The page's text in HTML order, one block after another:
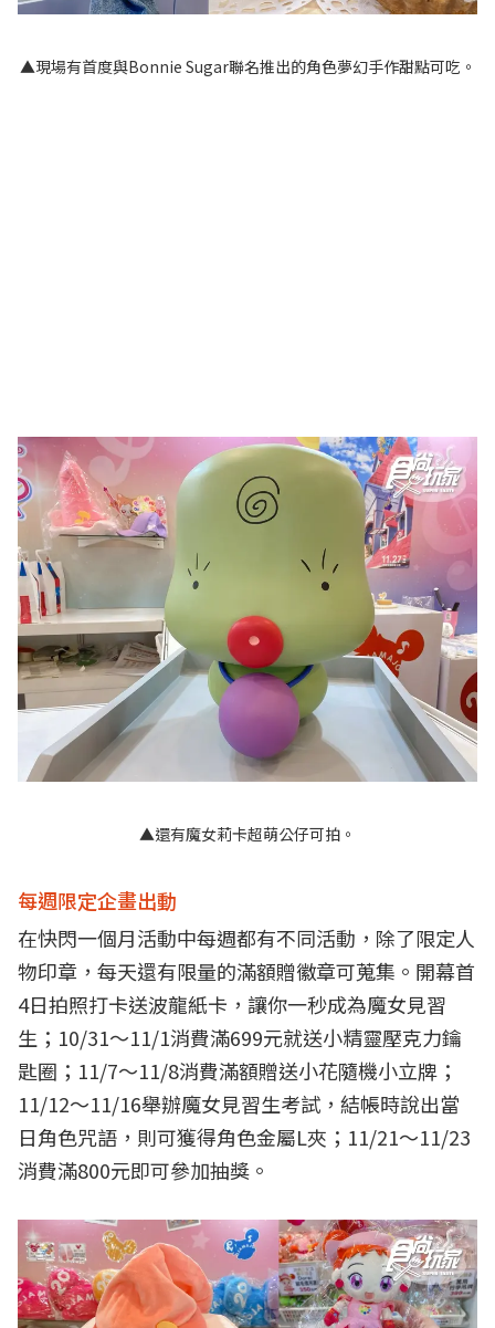
▲現場有首度與Bonnie Sugar聯名推出的角色夢幻手作甜點可吃。
▲還有魔女莉卡超萌公仔可拍。
每週限定企畫出動
在快閃一個月活動中每週都有不同活動，除了限定人
物印章，每天還有限量的滿額贈徽章可蒐集。開幕首
4日拍照打卡送波龍紙卡，讓你一秒成為魔女見習
生；10/31～11/1消費滿699元就送小精靈壓克力鑰
匙圈；11/7～11/8消費滿額贈送小花隨機小立牌；
11/12～11/16舉辦魔女見習生考試，結帳時說出當
日角色咒語，則可獲得角色金屬L夾；11/21～11/23
消費滿800元即可參加抽獎。